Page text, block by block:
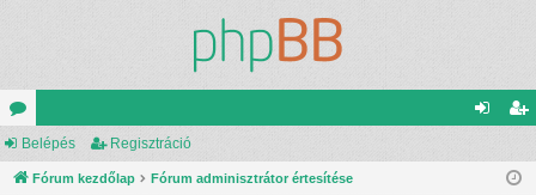
ór
u is
Belépés Regisztráció
Fórum kezdőlap Fórum adminisztrátor értesítése